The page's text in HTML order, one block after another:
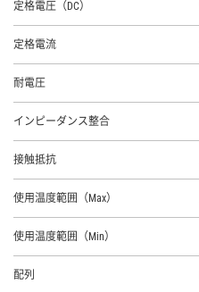
定格電圧（DC）
定格電流
耐電圧
インピーダンス整合
接触抵抗
使用温度範囲（Max）
使用温度範囲（Min）
配列